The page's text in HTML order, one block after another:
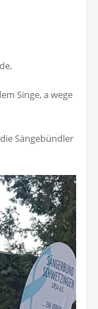
Singe, a wege
Sängebündler